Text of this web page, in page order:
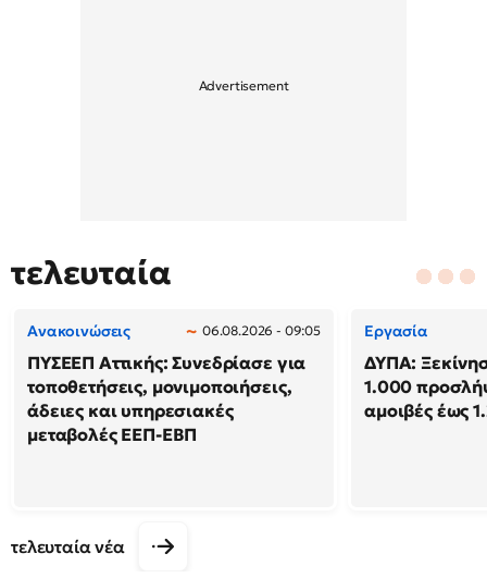
τελευταία
Ανακοινώσεις 06.08.2026 - 09:05
ΠΥΣΕΕΠ Αττικής: Συνεδρίασε για
τοποθετήσεις, μονιμοποιήσεις,
άδειες και υπηρεσιακές
μεταβολές ΕΕΠ-ΕΒΠ
Εργασία
ΔΥΠΑ:
1.000
αμοιβές έως
τελευταία νέα